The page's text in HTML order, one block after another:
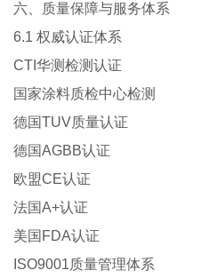
六、质量保障与服务体系
6.1 权威认证体系
CTI华测检测认证
国家涂料质检中心检测
德国TUV质量认证
德国AGBB认证
欧盟CE认证
法国A+认证
美国FDA认证
ISO9001质量管理体系